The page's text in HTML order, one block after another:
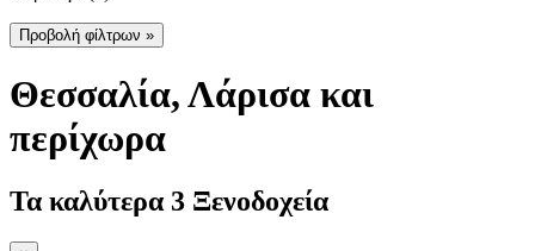
Προβολή φίλτρων »
Θεσσαλία, Λάρισα και
περίχωρα
Τα καλύτερα 3 Ξενοδοχεία